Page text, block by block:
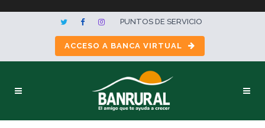
PUNTOS DE SERVICIO
ACCESO A BANCA VIRTUAL